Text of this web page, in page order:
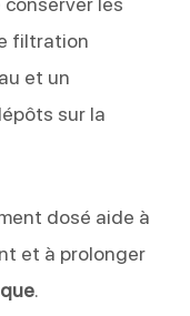
filtration
et un
sur la
dosé aide à
et à prolonger
.